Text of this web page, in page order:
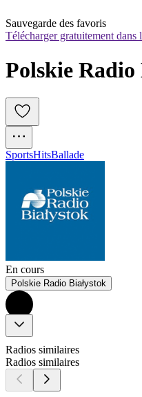
Sauvegarde des favoris
Télécharger gratuitement dans
Polskie Radio
SportsHitsBallade
En cours
Polskie Radio Białystok
Radios similaires
Radios similaires